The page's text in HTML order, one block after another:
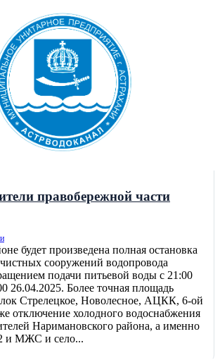
правобережной части
будет произведена полная остановка
сооружений водопровода
подачи питьевой воды с 21:00
26.04.2025. Более точная площадь
Стрелецкое, Новолесное, АЦКК, 6-ой
отключение холодного водоснабжения
Наримановского района, а именно
и МЖС и село...